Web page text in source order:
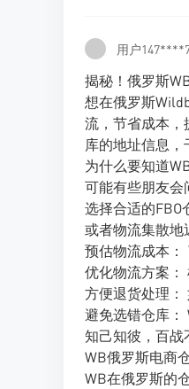
用户
揭秘！俄罗斯
想在俄罗斯
流，节省成本，
库的地址信息，
为什么要知道
可能有些朋友会
选择合适的FBO
或者物流集散地
预估物流成本：
优化物流方案：
方便退货处理：
避免选错仓库：
知己知彼，百战
WB俄罗斯电商
WB在俄罗斯的